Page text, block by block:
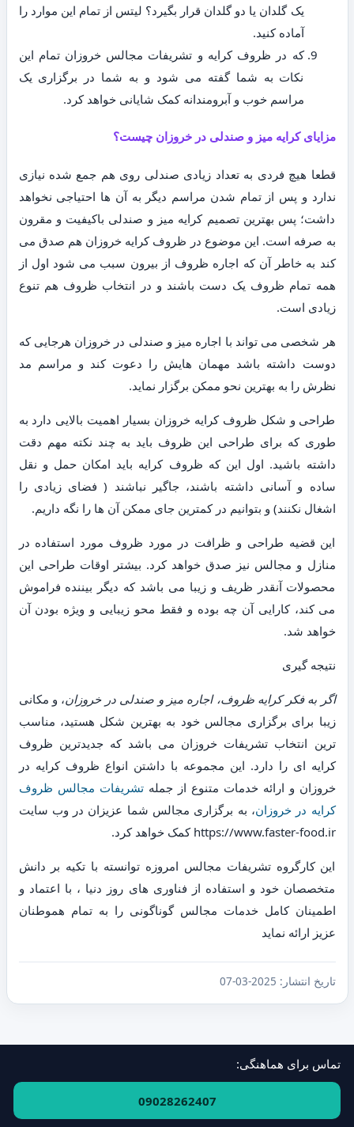
یک گلدان یا دو گلدان قرار بگیرد؟ لیتس از تمام این موارد را
آماده کنید.
که در ظروف کرایه و تشریفات مجالس خروزان تمام این
نکات به شما گفته می شود و به شما در برگزاری یک
مراسم خوب و آبرومندانه کمک شایانی خواهد کرد.
مزایای کرایه میز و صندلی در خروزان چیست؟
قطعا هیچ فردی به تعداد زیادی صندلی روی هم جمع شده نیازی
ندارد و پس از تمام شدن مراسم دیگر به آن ها احتیاجی نخواهد
داشت؛ پس بهترین تصمیم کرایه میز و صندلی باکیفیت و مقرون
به صرفه است. این موضوع در ظروف کرایه خروزان هم صدق می
کند به خاطر آن که اجاره ظروف از بیرون سبب می شود اول از
همه تمام ظروف یک دست باشند و در انتخاب ظروف هم تنوع
زیادی است.
هر شخصی می تواند با اجاره میز و صندلی در خروزان هرجایی که
دوست داشته باشد مهمان هایش را دعوت کند و مراسم مد
نظرش را به بهترین نحو ممکن برگزار نماید.
طراحی و شکل ظروف کرایه خروزان بسیار اهمیت بالایی دارد به
طوری که برای طراحی این ظروف باید به چند نکته مهم دقت
داشته باشید. اول این که ظروف کرایه باید امکان حمل و نقل
ساده و آسانی داشته باشند، جاگیر نباشند ( فضای زیادی را
اشغال نکنند) و بتوانیم در کمترین جای ممکن آن ها را نگه داریم.
این قضیه طراحی و ظرافت در مورد ظروف مورد استفاده در
منازل و مجالس نیز صدق خواهد کرد. بیشتر اوقات طراحی این
محصولات آنقدر ظریف و زیبا می باشد که دیگر بیننده فراموش
می کند، کارایی آن چه بوده و فقط محو زیبایی و ویژه بودن آن
خواهد شد.
نتیجه گیری
اگر به فکر کرایه ظروف، اجاره میز و صندلی در خروزان، و مکانی
زیبا برای برگزاری مجالس خود به بهترین شکل هستید، مناسب
ترین انتخاب تشریفات خروزان می باشد که جدیدترین ظروف
کرایه ای را دارد. این مجموعه با داشتن انواع ظروف کرایه در
خروزان و ارائه خدمات متنوع از جملهتشریفات مجالس ظروف
کرایه در خروزان، به برگزاری مجالس شما عزیزان در وب سایت
https://www.faster-food.ir کمک خواهد کرد.
این کارگروه تشریفات مجالس امروزه توانسته با تکیه بر دانش
متخصصان خود و استفاده از فناوری های روز دنیا ، با اعتماد و
اطمینان کامل خدمات مجالس گوناگونی را به تمام هموطنان
عزیز ارائه نماید
تاریخ انتشار: 2025-03-07
تماس برای هماهنگی:
09028262407
·ارتباط با ما